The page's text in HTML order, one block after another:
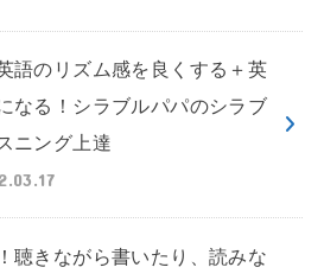
語のリズム感を良くする＋英
なる！シラブルパパのシラブ
ニング上達
聴きながら書いたり、読みな